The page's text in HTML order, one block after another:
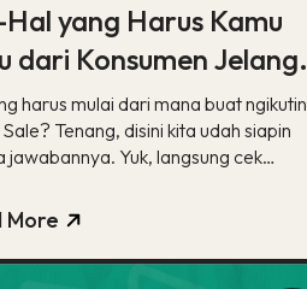
yang Harus Kamu
dari Konsumen Jelang
Sale, Apa Aja Ya?
harus mulai dari mana buat ngikutin
Tenang, disini kita udah siapin
jawabannya. Yuk, langsung cek
More